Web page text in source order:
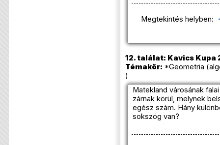
Megtekintés helyben:
12. találat: Kavics Kupa
Témakör: *Geometria
)
Matekland városának
zárnak körül, melynek
egész szám. Hány
sokszög van?